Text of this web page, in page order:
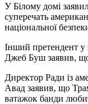
У Білому домі
суперечать
національної
Інший претендент у
Джеб Буш заявив,
Директор Ради із
Авад заявив, що
ватажок банди